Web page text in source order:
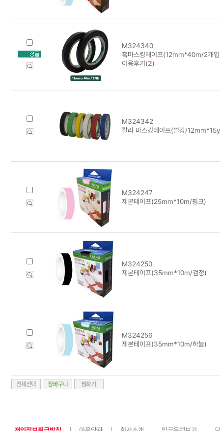
M324340
흑마스킹테이프(12mm*40m/2개
이용후기(2)
M324342
칼라 마스킹테이프(빨강/
M324247
제본테이프(25mm*10m/핑크)
M324250
제본테이프(35mm*10m/검정)
M324256
제본테이프(35mm*10m/하늘)